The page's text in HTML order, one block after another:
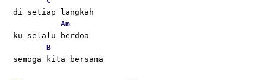
di setiap langkah
Am
ku selalu berdoa
B
semoga kita bersama